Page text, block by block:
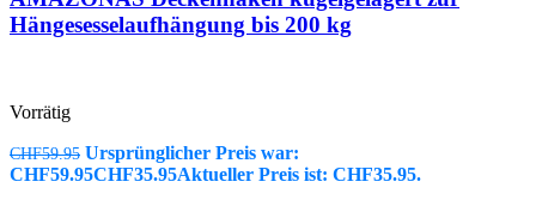
Hängesesselaufhängung bis 200 kg
Vorrätig
CHF59.95 Ursprünglicher Preis war:
CHF59.95CHF35.95Aktueller Preis ist: CHF35.95.